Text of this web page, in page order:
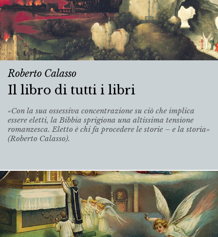
Roberto Calasso
Il libro di tutti i libri
«Con la sua ossessiva concentrazione su ciò che implica
essere eletti, la Bibbia sprigiona una altissima tensione
romanzesca. Eletto è chi fa procedere le storie – e la storia»
(Roberto Calasso).